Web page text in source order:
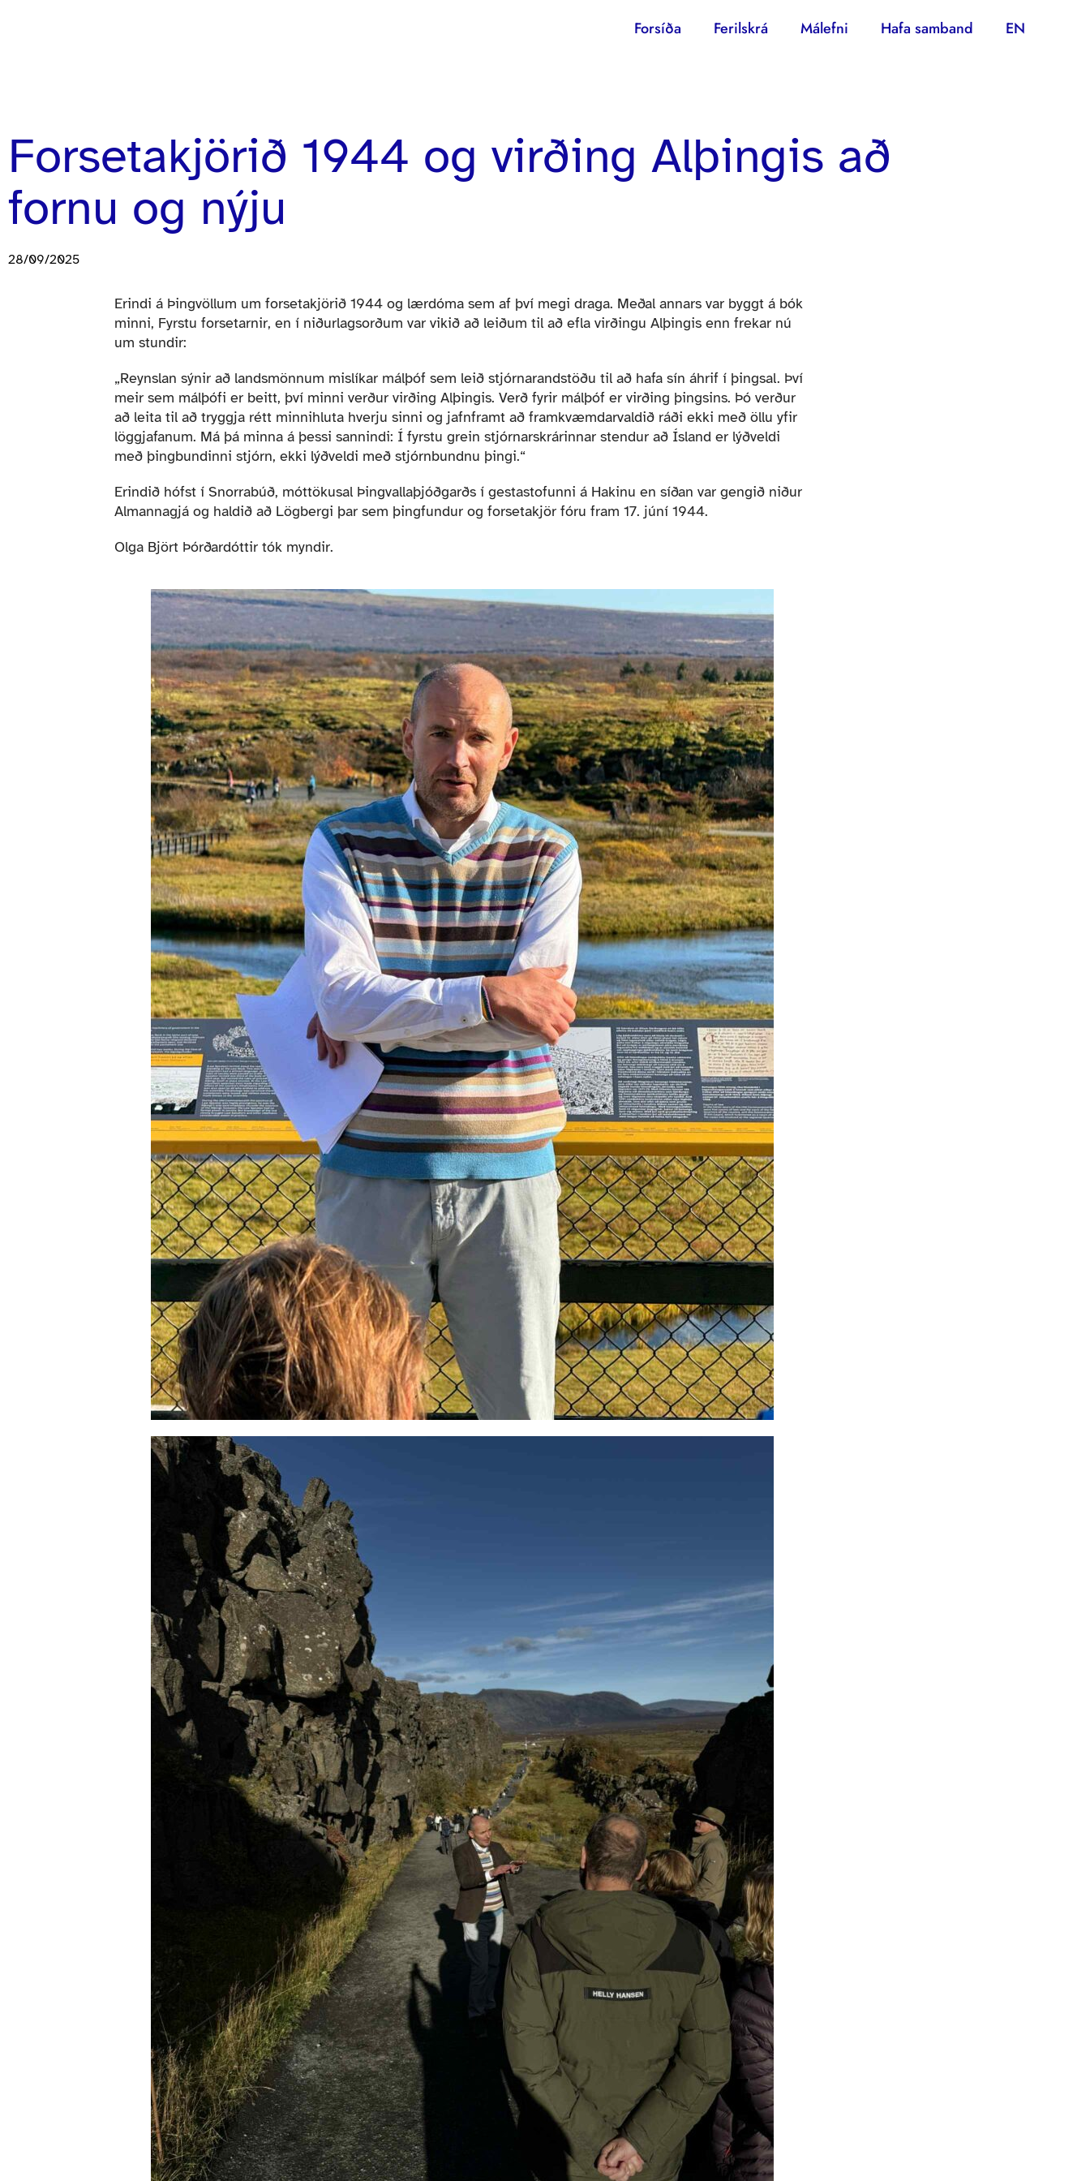
Forsíða Ferilskrá Málefni Hafa samband EN
Forsetakjörið 1944 og virðing Alþingis að
fornu og nýju
28/09/2025
Erindi á Þingvöllum um forsetakjörið 1944 og lærdóma sem af því megi draga. Meðal annars var byggt á bók
minni, Fyrstu forsetarnir, en í niðurlagsorðum var vikið að leiðum til að efla virðingu Alþingis enn frekar nú
um stundir:
„Reynslan sýnir að landsmönnum mislíkar málþóf sem leið stjórnarandstöðu til að hafa sín áhrif í þingsal. Því
meir sem málþófi er beitt, því minni verður virðing Alþingis. Verð fyrir málþóf er virðing þingsins. Þó verður
að leita til að tryggja rétt minnihluta hverju sinni og jafnframt að framkvæmdarvaldið ráði ekki með öllu yfir
löggjafanum. Má þá minna á þessi sannindi: Í fyrstu grein stjórnarskrárinnar stendur að Ísland er lýðveldi
með þingbundinni stjórn, ekki lýðveldi með stjórnbundnu þingi.“
Erindið hófst í Snorrabúð, móttökusal Þingvallaþjóðgarðs í gestastofunni á Hakinu en síðan var gengið niður
Almannagjá og haldið að Lögbergi þar sem þingfundur og forsetakjör fóru fram 17. júní 1944.
Olga Björt Þórðardóttir tók myndir.